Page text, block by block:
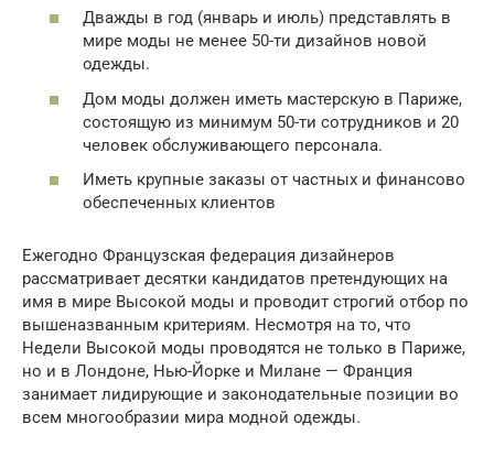
Дважды в год (январь и июль) представлять в
мире моды не менее 50-ти дизайнов новой
одежды.
Дом моды должен иметь мастерскую в Париже,
состоящую из минимум 50-ти сотрудников и 20
человек обслуживающего персонала.
Иметь крупные заказы от частных и финансово
обеспеченных клиентов
Ежегодно Французская федерация дизайнеров
рассматривает десятки кандидатов претендующих на
имя в мире Высокой моды и проводит строгий отбор по
вышеназванным критериям. Несмотря на то, что
Недели Высокой моды проводятся не только в Париже,
но и в Лондоне, Нью-Йорке и Милане — Франция
занимает лидирующие и законодательные позиции во
всем многообразии мира модной одежды.